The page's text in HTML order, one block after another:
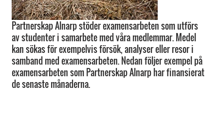
Partnerskap Alnarp stöder examensarbeten som utförs
av studenter i samarbete med våra medlemmar. Medel
kan sökas för exempelvis försök, analyser eller resor i
samband med examensarbeten. Nedan följer exempel på
examensarbeten som Partnerskap Alnarp har finansierat
de senaste månaderna.